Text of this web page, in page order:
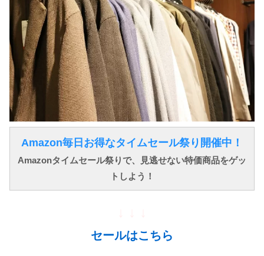
Amazon毎日お得なタイムセール祭り開催中！
Amazonタイムセール祭りで、見逃せない特価商品をゲッ
トしよう！
セールはこちら